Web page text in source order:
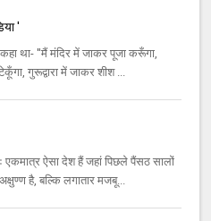
'
था- ''मैं मंदिर में जाकर पूजा करूँगा,
गुरूद्वारा में जाकर शीश ...
एकमात्र ऐसा देश हैं जहां पिछले पैंसठ सालों
है, बल्कि लगातार मजबू...